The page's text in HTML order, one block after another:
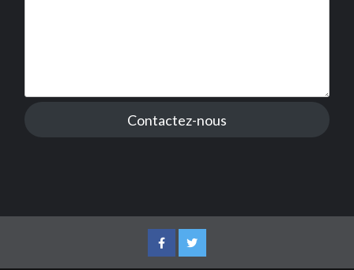
Contactez-nous
FacebookTwitter